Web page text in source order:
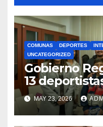
COMUNAS DEPORTES
UNCATEGORIZED
Gobierno
13
bandera
MAY 23, 2026